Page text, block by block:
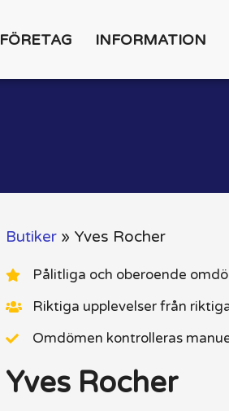
FÖRETAG INFORMATION
Butiker» Yves Rocher
Pålitliga och oberoende
Riktiga upplevelser från
Omdömen kontrolleras
Yves Rocher